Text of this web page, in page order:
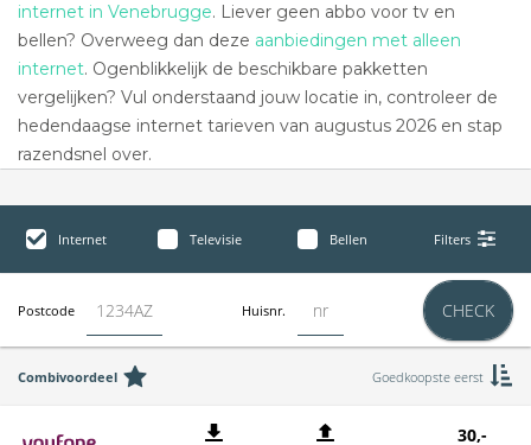
internet in Venebrugge. Liever geen abbo voor tv en
bellen? Overweeg dan deze aanbiedingen met alleen
internet. Ogenblikkelijk de beschikbare pakketten
vergelijken? Vul onderstaand jouw locatie in, controleer de
hedendaagse internet tarieven van augustus 2026 en stap
razendsnel over.
Internet Televisie Bellen Filters
Postcode Huisnr. CHECK
Combivoordeel Goedkoopste eerst
30,-